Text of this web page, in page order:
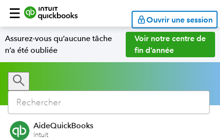
Ouvrir une session
Assurez-vous qu’aucune tâche
n’a été oubliée
Voir notre centre de
fin d’année
AideQuickBooks
Intuit